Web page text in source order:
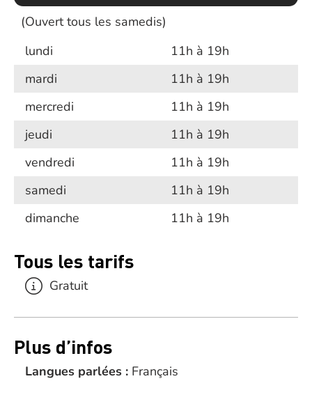
(Ouvert tous les samedis)
lundi
11h à 19h
mardi
11h à 19h
mercredi
11h à 19h
jeudi
11h à 19h
vendredi
11h à 19h
samedi
11h à 19h
dimanche
11h à 19h
Tous les tarifs
Gratuit
Plus d’infos
Langues parlées : Français